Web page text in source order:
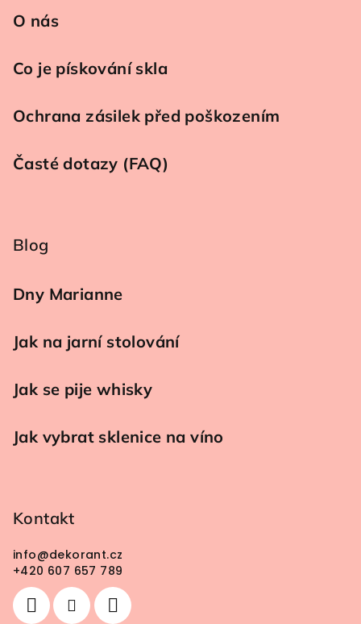
O nás
Co je pískování skla
Ochrana zásilek před poškozením
Časté dotazy (FAQ)
Blog
Dny Marianne
Jak na jarní stolování
Jak se pije whisky
Jak vybrat sklenice na víno
Kontakt
info@dekorant.cz
+420 607 657 789